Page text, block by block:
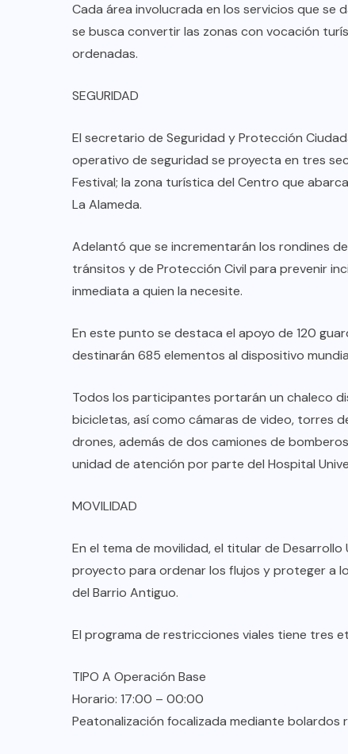
Cada área involucrada en los servicios que se
se busca convertir las zonas con vocación
ordenadas.
SEGURIDAD
El secretario de Seguridad y Protección
operativo de seguridad se proyecta en tres
Festival; la zona turística del Centro que
La Alameda.
Adelantó que se incrementarán los rondines
tránsitos y de Protección Civil para prevenir
inmediata a quien la necesite.
En este punto se destaca el apoyo de 120
destinarán 685 elementos al dispositivo
Todos los participantes portarán un chaleco
bicicletas, así como cámaras de video, torres
drones, además de dos camiones de
unidad de atención por parte del Hospital
MOVILIDAD
En el tema de movilidad, el titular de
proyecto para ordenar los flujos y proteger a
del Barrio Antiguo.
El programa de restricciones viales tiene tres
TIPO A Operación Base
Horario: 17:00 – 00:00
Peatonalización focalizada mediante bolardos
Anuncian Gobernador creación de
nuevas escuelas y rehabilitación
educativos durante período